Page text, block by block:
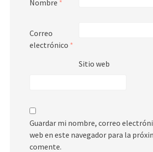
Nombre *
Correo
electrónico *
Sitio web
Guardar mi nombre, correo
web en este navegador para la
comente.